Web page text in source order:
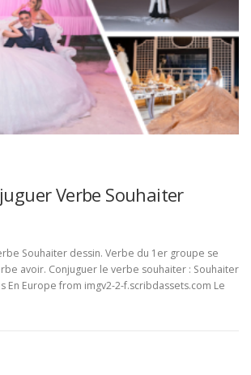
Verbe Souhaiter
Souhaiter dessin. Verbe du 1er groupe se
avoir. Conjuguer le verbe souhaiter : Souhaiter
En Europe from imgv2-2-f.scribdassets.com Le